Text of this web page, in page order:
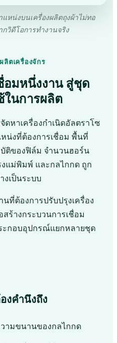
หน่งบนเครื่องผลิตถุงผ้าไม่ทอ
วิดีโอการทำงานจริง
ตเครื่องจักร
อมหนึ่งงาน สู่ชุด
ในการผลิต
ดหาเครื่องกำเนิดอัลตราโซ
น่งที่ต้องการเชื่อม พื้นที่
ติของฟิล์ม จำนวนฮอร์น
งแม่พิมพ์ และกลไกกด ถูก
งเป็นระบบ
ที่ต้องการปรับปรุงเครื่อง
ร้างกระบวนการเชื่อม
ะกอบอุปกรณ์แยกหลายชุด
งคำนึงถึง
ามขนานของกลไกกด